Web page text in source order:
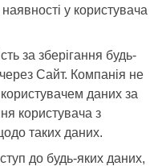
у користувача
за зберігання будь-
Сайт. Компанія не
даних за
користувача з
таких даних.
до будь-яких даних,